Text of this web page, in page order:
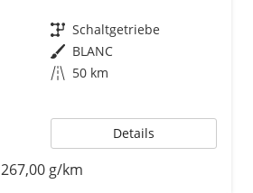
Getriebe Schaltgetriebe
Außenfarbe BLANC
Kilometerstand 50 km
Details
267,00 g/km